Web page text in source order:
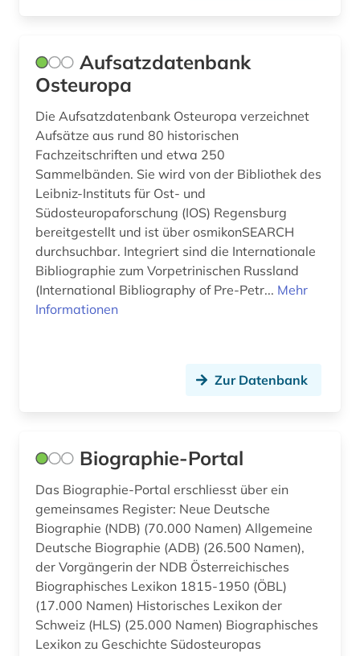
Aufsatzdatenbank
Osteuropa
Die Aufsatzdatenbank Osteuropa verzeichnet
Aufsätze aus rund 80 historischen
Fachzeitschriften und etwa 250
Sammelbänden. Sie wird von der Bibliothek des
Leibniz-Instituts für Ost- und
Südosteuropaforschung (IOS) Regensburg
bereitgestellt und ist über osmikonSEARCH
durchsuchbar. Integriert sind die Internationale
Bibliographie zum Vorpetrinischen Russland
(International Bibliography of Pre-Petr... Mehr
Informationen
Zur Datenbank
Biographie-Portal
Das Biographie-Portal erschliesst über ein
gemeinsames Register: Neue Deutsche
Biographie (NDB) (70.000 Namen) Allgemeine
Deutsche Biographie (ADB) (26.500 Namen),
der Vorgängerin der NDB Österreichisches
Biographisches Lexikon 1815-1950 (ÖBL)
(17.000 Namen) Historisches Lexikon der
Schweiz (HLS) (25.000 Namen) Biographisches
Lexikon zu Geschichte Südosteuropas